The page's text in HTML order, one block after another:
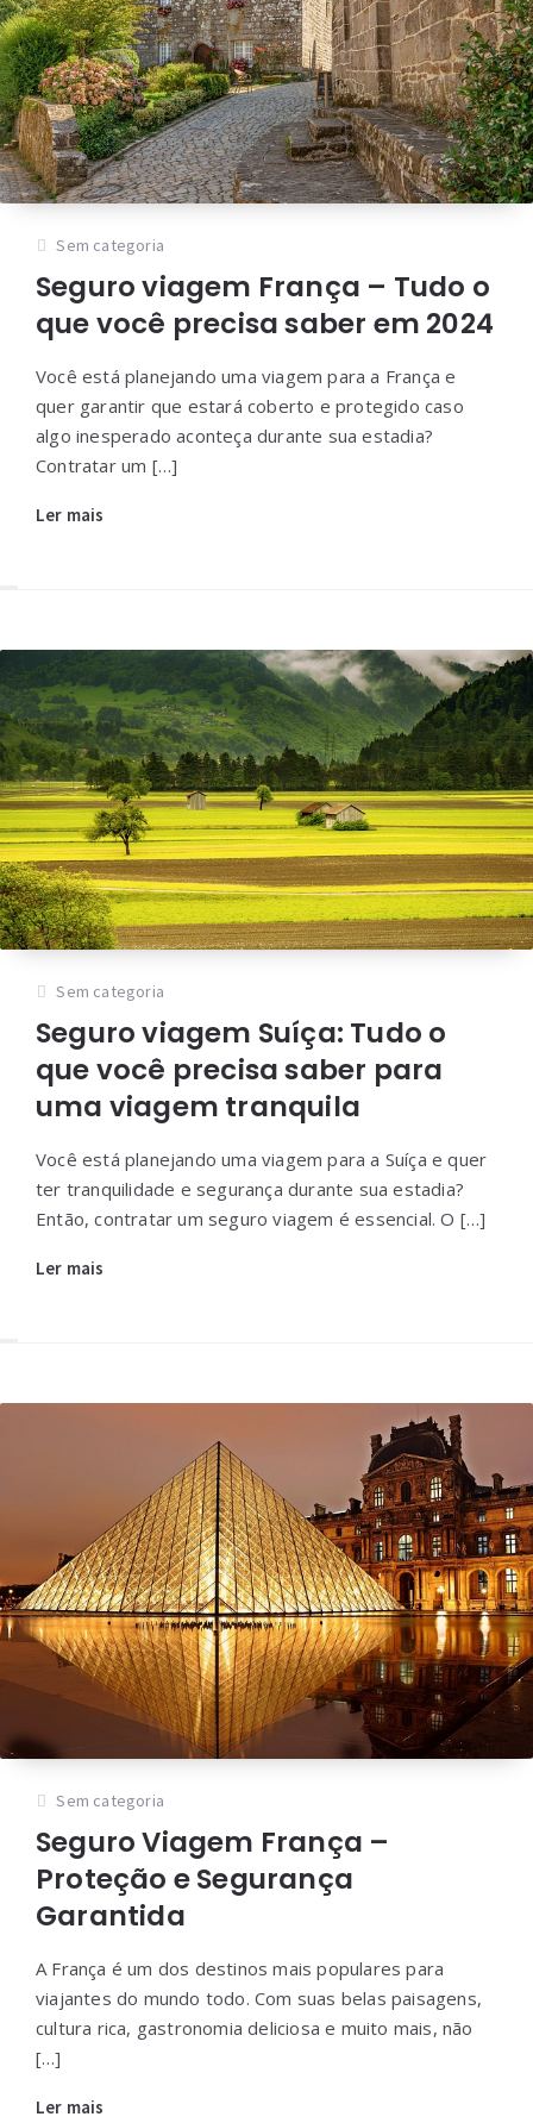
Sem categoria
Seguro viagem França – Tudo o
que você precisa saber em 2024
Você está planejando uma viagem para a França e
quer garantir que estará coberto e protegido caso
algo inesperado aconteça durante sua estadia?
Contratar um […]
Ler mais
Sem categoria
Seguro viagem Suíça: Tudo o
que você precisa saber para
uma viagem tranquila
Você está planejando uma viagem para a Suíça e quer
ter tranquilidade e segurança durante sua estadia?
Então, contratar um seguro viagem é essencial. O […]
Ler mais
Sem categoria
Seguro Viagem França –
Proteção e Segurança
Garantida
A França é um dos destinos mais populares para
viajantes do mundo todo. Com suas belas paisagens,
cultura rica, gastronomia deliciosa e muito mais, não
[…]
Ler mais